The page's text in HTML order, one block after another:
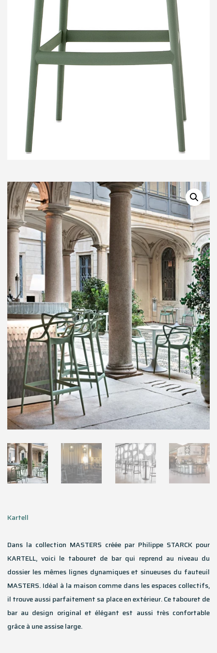
Kartell
Dans la collection MASTERS créée par Philippe STARCK pour
KARTELL, voici le tabouret de bar qui reprend au niveau du
dossier les mêmes lignes dynamiques et sinueuses du fauteuil
MASTERS. Idéal à la maison comme dans les espaces collectifs,
il trouve aussi parfaitement sa place en extérieur. Ce tabouret de
bar au design original et élégant est aussi très confortable
grâce à une assise large.